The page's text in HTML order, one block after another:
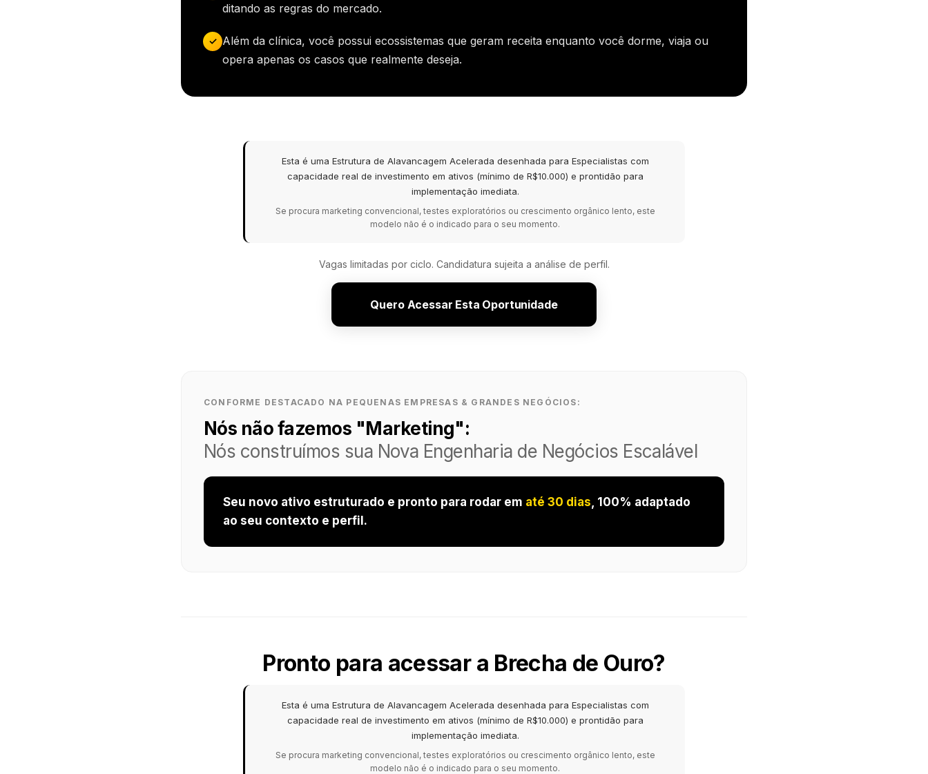
ditando as regras do mercado.
✓ Além da clínica, você possui ecossistemas que geram receita enquanto você dorme, viaja ou
opera apenas os casos que realmente deseja.
Esta é uma Estrutura de Alavancagem Acelerada desenhada para Especialistas com
capacidade real de investimento em ativos (mínimo de R$10.000) e prontidão para
implementação imediata.
Se procura marketing convencional, testes exploratórios ou crescimento orgânico lento, este
modelo não é o indicado para o seu momento.
Vagas limitadas por ciclo. Candidatura sujeita a análise de perfil.
Quero Acessar Esta Oportunidade
CONFORME DESTACADO NA PEQUENAS EMPRESAS & GRANDES NEGÓCIOS:
Nós não fazemos "Marketing":
Nós construímos sua Nova Engenharia de Negócios Escalável
Seu novo ativo estruturado e pronto para rodar em até 30 dias , 100% adaptado
ao seu contexto e perfil.
Pronto para acessar a Brecha de Ouro?
Esta é uma Estrutura de Alavancagem Acelerada desenhada para Especialistas com
capacidade real de investimento em ativos (mínimo de R$10.000) e prontidão para
implementação imediata.
Se procura marketing convencional, testes exploratórios ou crescimento orgânico lento, este
modelo não é o indicado para o seu momento.